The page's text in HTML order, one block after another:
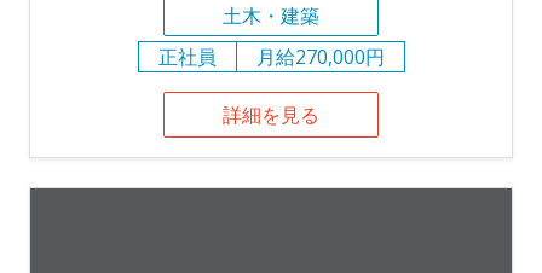
土木・建築
正社員
月給270,000円
詳細を見る